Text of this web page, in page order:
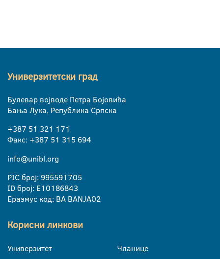
Универзитетски град
Булевар војводе Петра Бојовића
Бања Лука, Република Српска
+387 51 321 171
Факс: +387 51 315 694
info@unibl.org
PIC број: 995591705
ID број: E10186843
Еразмус код: BA BANJA02
Корисни линкови
Универзитет
Чланице